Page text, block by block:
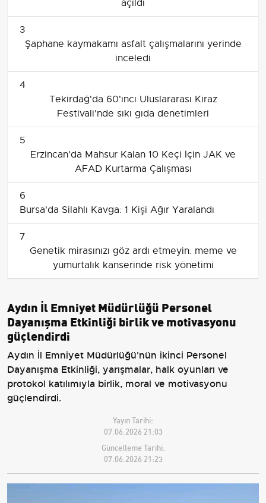
açıldı
3
Şaphane kaymakamı asfalt çalışmalarını yerinde
inceledi
4
Tekirdağ'da 60'ıncı Uluslararası Kiraz
Festivali'nde sıkı gıda denetimleri
5
Erzincan'da Mahsur Kalan 10 Keçi İçin JAK ve
AFAD Kurtarma Çalışması
6
Bursa'da Silahlı Kavga: 1 Kişi Ağır Yaralandı
7
Genetik mirasınızı göz ardı etmeyin: meme ve
yumurtalık kanserinde risk yönetimi
Aydın İl Emniyet Müdürlüğü Personel
Dayanışma Etkinliği birlik ve motivasyonu
güçlendirdi
Aydın İl Emniyet Müdürlüğü'nün ikinci Personel
Dayanışma Etkinliği, yarışmalar, halk oyunları ve
protokol katılımıyla birlik, moral ve motivasyonu
güçlendirdi.
Yayın Tarihi:
07.06.2026 21:03
Güncelleme Tarihi:
07.06.2026 21:23